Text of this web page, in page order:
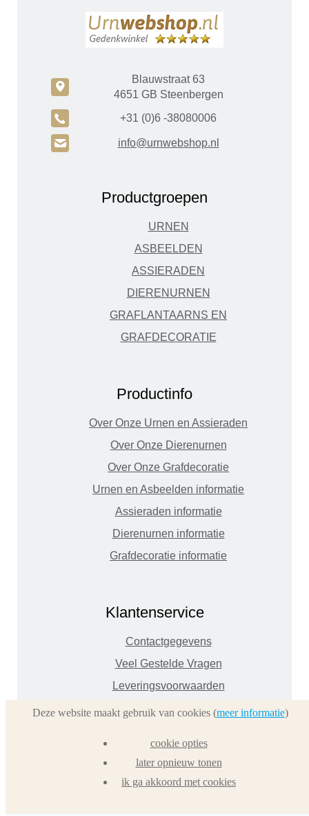
c
Blauwstraat 63
4651 GB Steenbergen
A +31 (0)6 -38080006
H info@urnwebshop.nl
Productgroepen
URNEN
ASBEELDEN
ASSIERADEN
DIERENURNEN
GRAFLANTAARNS EN
GRAFDECORATIE
Productinfo
Over Onze Urnen en Assieraden
Over Onze Dierenurnen
Over Onze Grafdecoratie
Urnen en Asbeelden informatie
Assieraden informatie
Dierenurnen informatie
Grafdecoratie informatie
Klantenservice
Contactgegevens
Veel Gestelde Vragen
Leveringsvoorwaarden
Veilig Bestellen en betalen
Crematoria Info
Deze website maakt gebruik van cookies (meer informatie)
cookie opties
later opnieuw tonen
ik ga akkoord met cookies